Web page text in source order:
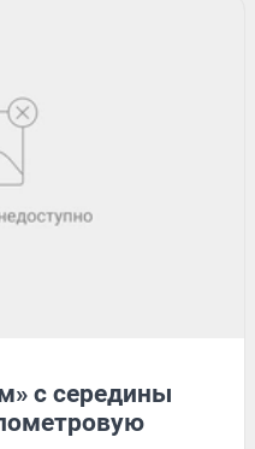
с середины